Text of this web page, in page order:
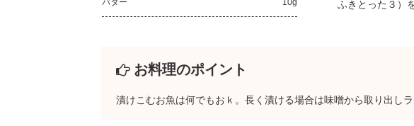
バター 10g
ふきとった３）
お料理のポイント
漬けこむお魚は何でもおｋ。長く漬ける場合は味噌から取り出し